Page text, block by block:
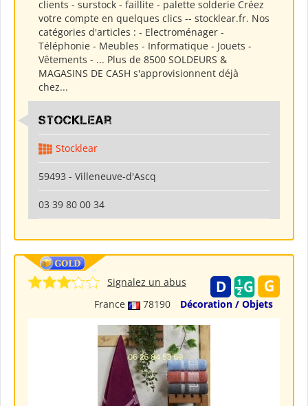
clients - surstock - faillite - palette solderie Créez
votre compte en quelques clics -- stocklear.fr. Nos
catégories d'articles : - Electroménager -
Téléphonie - Meubles - Informatique - Jouets -
Vêtements - ... Plus de 8500 SOLDEURS &
MAGASINS DE CASH s'approvisionnent déjà
chez...
Stocklear
Stocklear
59493 - Villeneuve-d'Ascq
03 39 80 00 34
France 78190 Décoration / Objets
Signalez un abus